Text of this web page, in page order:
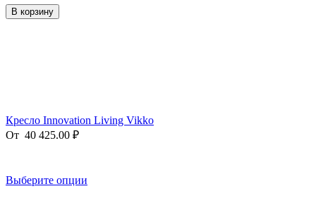
В корзину
Кресло Innovation Living Vikko
От 40 425.00 ₽
Выберите опции